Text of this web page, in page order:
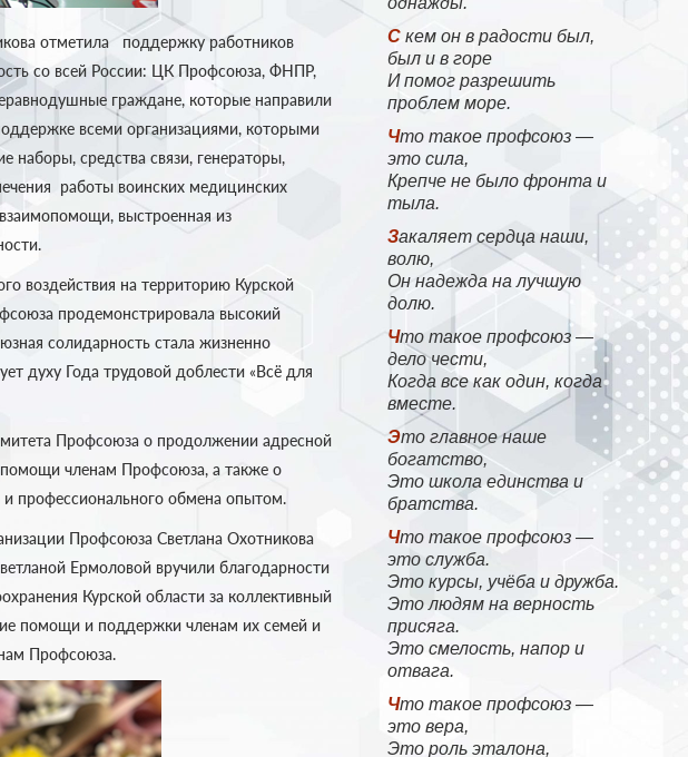
С кем он в радости был,
был и в горе
И помог разрешить
проблем море.
Что такое профсоюз —
это сила,
Крепче не было фронта и
тыла.
Закаляет сердца наши,
волю,
Он надежда на лучшую
долю.
Что такое профсоюз —
дело чести,
Когда все как один, когда
вместе.
Это главное наше
богатство,
Это школа единства и
братства.
Что такое профсоюз —
это служба.
Это курсы, учёба и дружба.
Это людям на верность
присяга.
Это смелость, напор и
отвага.
Что такое профсоюз —
это вера,
Это роль эталона,
отметила поддержку работников
со всей России: ЦК Профсоюза, ФНПР,
граждане, которые направили
всеми организациями, которыми
наборы, средства связи, генераторы,
работы воинских медицинских
выстроенная из
воздействия на территорию Курской
продемонстрировала высокий
солидарность стала жизненно
духу Года трудовой доблести «Всё для
Профсоюза о продолжении адресной
членам Профсоюза, а также о
и профессионального обмена опытом.
Профсоюза Светлана Охотникова
Ермоловой вручили благодарности
Курской области за коллективный
помощи и поддержки членам их семей и
Профсоюза.